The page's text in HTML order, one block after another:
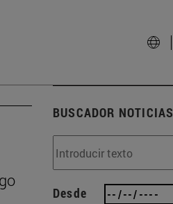
BUSCADOR NOTICIAS
Desde